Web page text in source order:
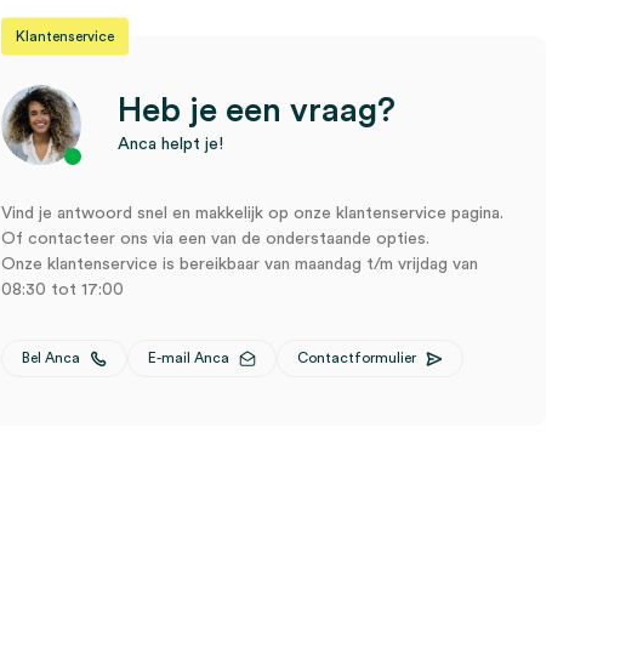
Klantenservice
Heb je een vraag?
Anca helpt je!
Vind je antwoord snel en makkelijk op onze klantenservice pagina.
Of contacteer ons via een van de onderstaande opties.
Onze klantenservice is bereikbaar van maandag t/m vrijdag van
08:30 tot 17:00
Bel Anca E-mail Anca Contactformulier